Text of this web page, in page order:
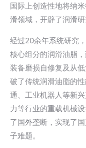
国际上创造性地将纳
滑领域，开辟了润滑研
经过20余年系统研究
核心组分的润滑油脂
装备磨损自修复及从
破了传统润滑油脂的
通、工业机器人等新
力等行业的重载机械
了国外垄断，实现了
子难题。